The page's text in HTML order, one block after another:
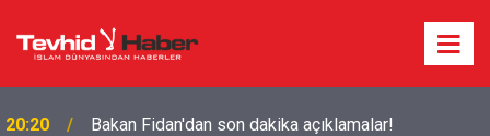
20:20 Bakan Fidan'dan son dakika açıklamalar!